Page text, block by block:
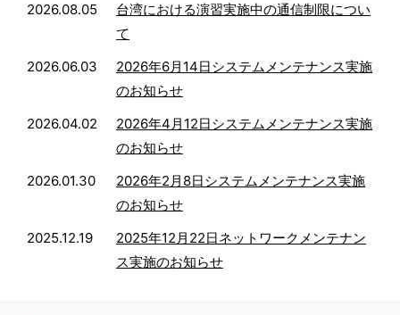
2026.08.05
台湾における演習実施中の通信制限につい
て
2026.06.03
2026年6月14日システムメンテナンス実施
のお知らせ
2026.04.02
2026年4月12日システムメンテナンス実施
のお知らせ
2026.01.30
2026年2月8日システムメンテナンス実施
のお知らせ
2025.12.19
2025年12月22日ネットワークメンテナン
ス実施のお知らせ